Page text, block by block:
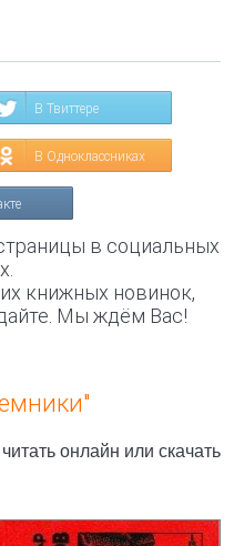
В Твиттере
В Одноклассниках
в социальных
книжных новинок,
Мы ждём Вас!
онлайн или скачать